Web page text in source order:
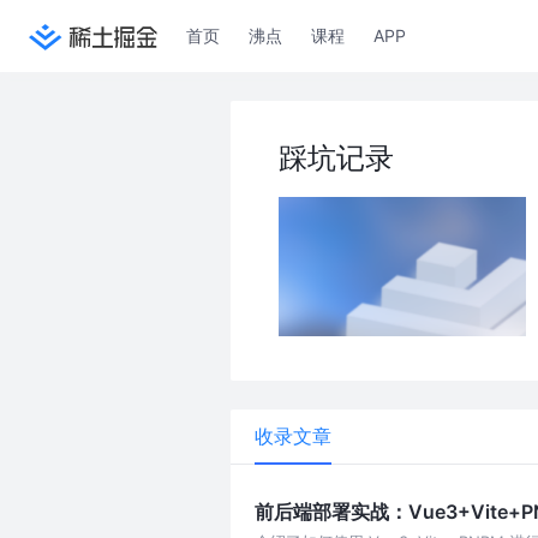
首页 沸点 课程 APP
踩坑记录
收录文章
前后端部署实战：